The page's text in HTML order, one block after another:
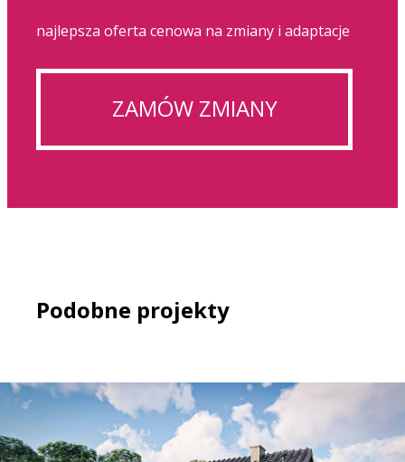
najlepsza oferta cenowa na zmiany i adaptacje
ZAMÓW ZMIANY
Podobne projekty